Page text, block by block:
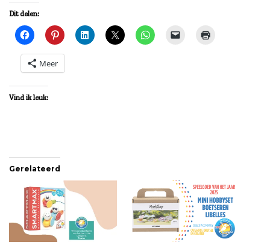
Dit delen:
Meer
Vind ik leuk:
Gerelateerd